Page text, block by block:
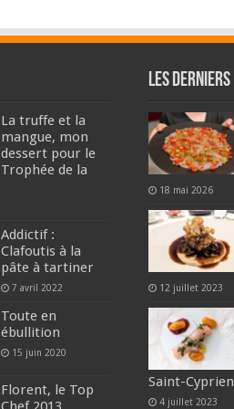
La truffe et la
mangue, mon
dessert pour le
Trophée de la
Addictif :
Clafoutis à la
pâte à tartiner
7 avril 2022
Toute en
ébullition
15 juin 2020
Florent, le Top
Les derniers
18 mai 2026
12 juillet 2023
Saint-Cyprien
4 juillet 2023